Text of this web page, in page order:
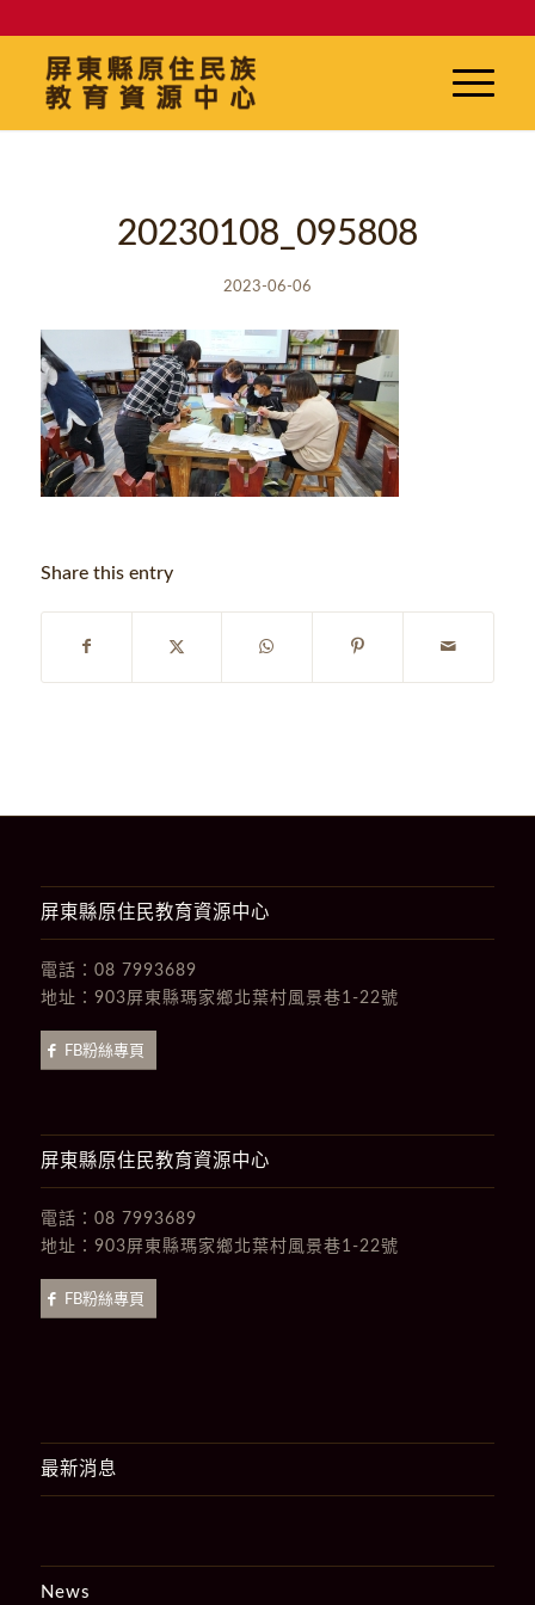
20230108_095808
2023-06-06
Share this entry
屏東縣原住民教育資源中心
電話： 08 7993689
地址： 903屏東縣瑪家鄉北葉村風景巷1-22號
FB粉絲專頁
屏東縣原住民教育資源中心
電話： 08 7993689
地址： 903屏東縣瑪家鄉北葉村風景巷1-22號
FB粉絲專頁
最新消息
News